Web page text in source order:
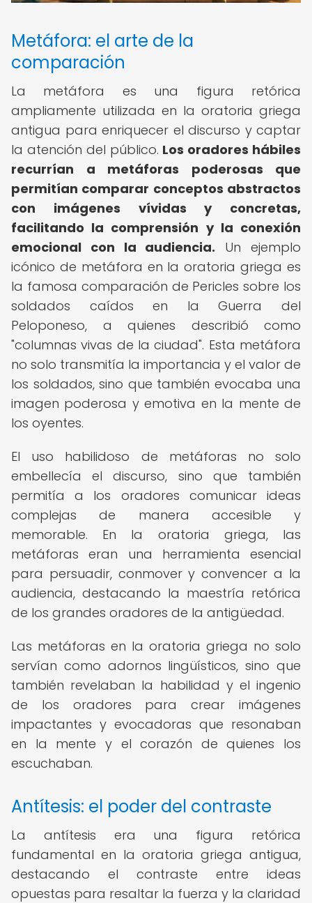
Metáfora: el arte de la
comparación
La metáfora es una figura retórica
ampliamente utilizada en la oratoria griega
antigua para enriquecer el discurso y captar
la atención del público. Los oradores hábiles
recurrían a metáforas poderosas que
permitían comparar conceptos abstractos
con imágenes vívidas y concretas,
facilitando la comprensión y la conexión
emocional con la audiencia. Un ejemplo
icónico de metáfora en la oratoria griega es
la famosa comparación de Pericles sobre los
soldados caídos en la Guerra del
Peloponeso, a quienes describió como
"columnas vivas de la ciudad". Esta metáfora
no solo transmitía la importancia y el valor de
los soldados, sino que también evocaba una
imagen poderosa y emotiva en la mente de
los oyentes.
El uso habilidoso de metáforas no solo
embellecía el discurso, sino que también
permitía a los oradores comunicar ideas
complejas de manera accesible y
memorable. En la oratoria griega, las
metáforas eran una herramienta esencial
para persuadir, conmover y convencer a la
audiencia, destacando la maestría retórica
de los grandes oradores de la antigüedad.
Las metáforas en la oratoria griega no solo
servían como adornos lingüísticos, sino que
también revelaban la habilidad y el ingenio
de los oradores para crear imágenes
impactantes y evocadoras que resonaban
en la mente y el corazón de quienes los
escuchaban.
Antítesis: el poder del contraste
La antítesis era una figura retórica
fundamental en la oratoria griega antigua,
destacando el contraste entre ideas
opuestas para resaltar la fuerza y la claridad